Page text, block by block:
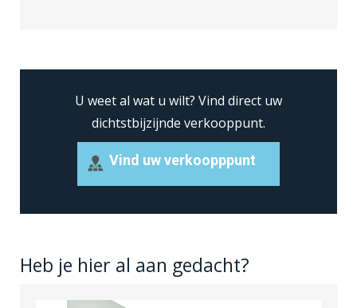
U weet al wat u wilt? Vind direct uw
dichtstbijzijnde verkooppunt.
Vind uw verkoopppunt
Heb je hier al aan gedacht?